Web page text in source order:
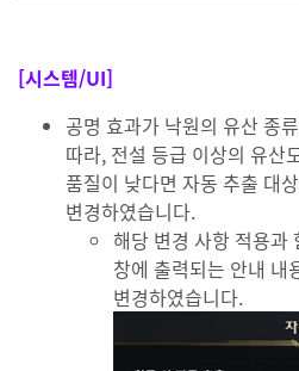
[시스템/UI]
공명 효과가 낙원의 유산 종
따라, 전설 등급 이상의 유산
품질이 낮다면 자동 추출 대
변경하였습니다.
해당 변경 사항 적용과
창에 출력되는 안내 내
변경하였습니다.